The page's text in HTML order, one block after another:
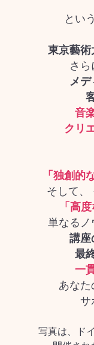
とい
東京藝術
さ
メデ
音
クリ
「独創的
そして、
「高
単なるノ
講座
最
一
あなた
サ
写真は、ド